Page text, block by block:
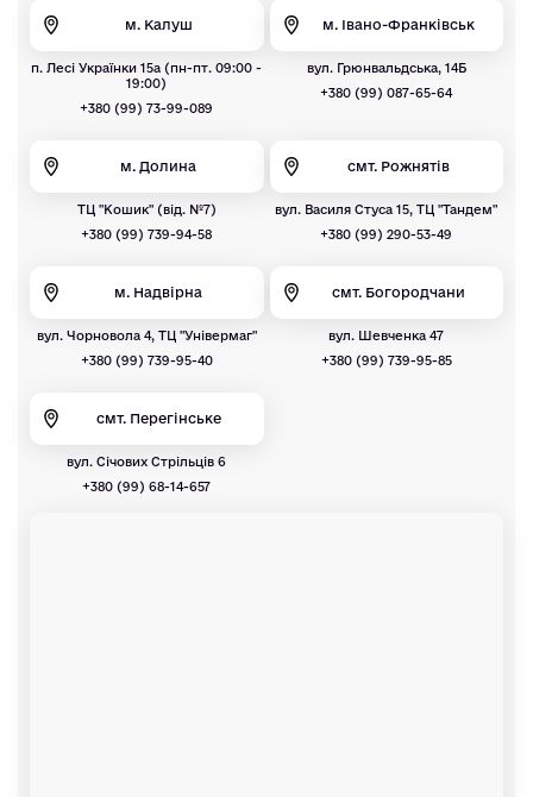
м. Калуш
п. Лесі Українки 15а (пн-пт. 09:00 -
19:00)
+380 (99) 73-99-089
м. Івано-Франківськ
вул. Грюнвальдська, 14Б
+380 (99) 087-65-64
м. Долина
ТЦ "Кошик" (від. №7)
+380 (99) 739-94-58
смт. Рожнятів
вул. Василя Стуса 15, ТЦ "Тандем"
+380 (99) 290-53-49
м. Надвірна
вул. Чорновола 4, ТЦ "Універмаг"
+380 (99) 739-95-40
смт. Богородчани
вул. Шевченка 47
+380 (99) 739-95-85
смт. Перегінське
вул. Січових Стрільців 6
+380 (99) 68-14-657